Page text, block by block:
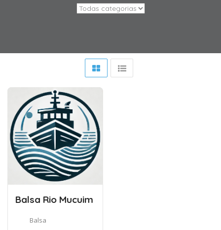
Balsa Rio Mucuim
Balsa